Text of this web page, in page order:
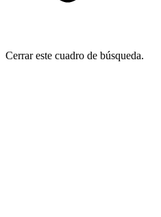
Cerrar este cuadro de búsqueda.